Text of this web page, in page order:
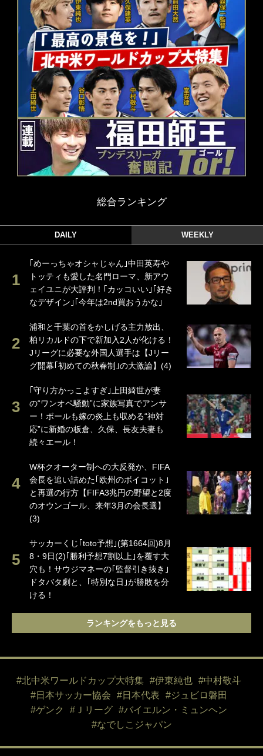
総合ランキング
DAILY WEEKLY
｢めーっちゃオシャじゃん｣中田英寿や
トッティも愛した名門ローマ、新アウ
ェイユニが大評判！｢カッコいい｣｢好き
なデザイン｣｢今年は2nd買おうかな｣
浦和と千葉の首をかしげる主力放出、
柏リカルドの下で新加入2人が化ける！
Jリーグに必要な外国人選手は【Jリー
グ開幕｢初めての秋春制｣の大激論】(4)
｢守り方かっこよすぎ｣上田綺世が妻
の“ワンオペ騒動”に家族写真でアンサ
ー！ボールも嫁の炎上も収める“神対
応”に新婚の板倉、久保、長友夫妻も
続々エール！
W杯クオーター制への大反発か、FIFA
会長を追い詰めた｢欧州のボイコット｣
と再選の行方【FIFA3兆円の野望と2度
のオウンゴール、来年3月の会長選】
(3)
サッカーくじ｢toto予想｣(第1664回)8月
8・9日(2)｢勝利予想7割以上｣を覆す大
穴も！サウジマネーの｢監督引き抜き｣
ドタバタ劇と、｢特別な日｣が勝敗を分
ける！
ランキングをもっと見る
#北中米ワールドカップ大特集 #伊東純也
#中村敬斗
#日本サッカー協会
#日本代表
#ジュビロ磐田
#ゲンク
#Ｊリーグ
#バイエルン・ミュンヘン
#なでしこジャパン